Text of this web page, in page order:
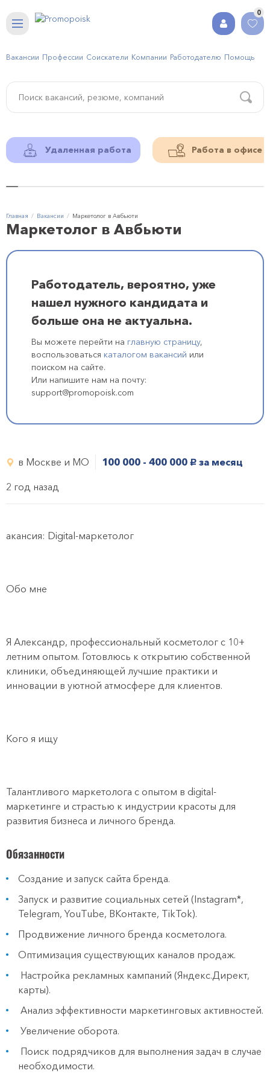
0
Вакансии Профессии Соискатели Компании Работодателю Помощь
Удаленная работа Работа в офисе
Главная Вакансии Маркетолог в Авбьюти
Маркетолог в Авбьюти
Работодатель, вероятно, уже
нашел нужного кандидата и
больше она не актуальна.
Вы можете перейти на главную страницу,
воспользоваться каталогом вакансий или
поиском на сайте.
Или напишите нам на почту:
support@promopoisk.com
в Москве и МО 100 000 - 400 000 руб. за месяц
2 год назад
акансия: Digital-маркетолог
Обо мне
Я Александр, профессиональный косметолог с 10+
летним опытом. Готовлюсь к открытию собственной
клиники, объединяющей лучшие практики и
инновации в уютной атмосфере для клиентов.
Кого я ищу
Талантливого маркетолога с опытом в digital-
маркетинге и страстью к индустрии красоты для
развития бизнеса и личного бренда.
Обязанности
Создание и запуск сайта бренда.
Запуск и развитие социальных сетей (Instagram*,
Telegram, YouTube, ВКонтакте, TikTok).
Продвижение личного бренда косметолога.
Оптимизация существующих каналов продаж.
Настройка рекламных кампаний (Яндекс.Директ,
карты).
Анализ эффективности маркетинговых активностей.
Увеличение оборота.
Поиск подрядчиков для выполнения задач в случае
необходимости.